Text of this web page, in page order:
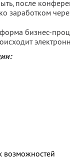
после
заработком
бизнес-
возможностей